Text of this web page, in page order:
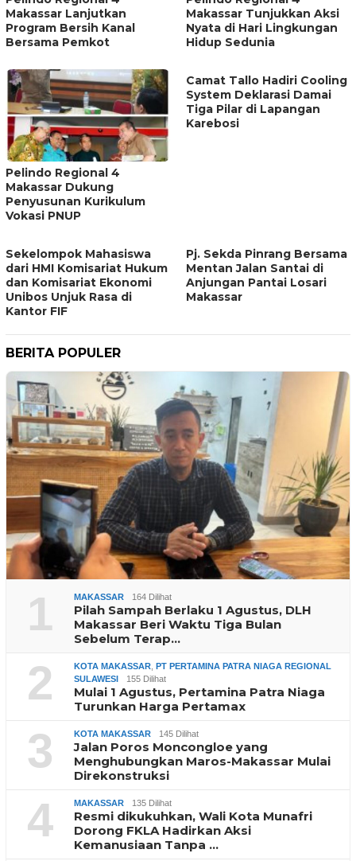
Makassar Lanjutkan
Program Bersih Kanal
Bersama Pemkot
Makassar Tunjukkan Aksi
Nyata di Hari Lingkungan
Hidup Sedunia
Pelindo Regional 4
Makassar Dukung
Penyusunan Kurikulum
Vokasi PNUP
Camat Tallo Hadiri Cooling
System Deklarasi Damai
Tiga Pilar di Lapangan
Karebosi
Sekelompok Mahasiswa
dari HMI Komisariat Hukum
dan Komisariat Ekonomi
Unibos Unjuk Rasa di
Kantor FIF
Pj. Sekda Pinrang Bersama
Mentan Jalan Santai di
Anjungan Pantai Losari
Makassar
BERITA POPULER
1 MAKASSAR 164 Dilihat
Pilah Sampah Berlaku 1 Agustus, DLH
Makassar Beri Waktu Tiga Bulan
Sebelum Terap…
2 KOTA MAKASSAR PT PERTAMINA PATRA NIAGA REGIONAL
SULAWESI
155 Dilihat
Mulai 1 Agustus, Pertamina Patra Niaga
Turunkan Harga Pertamax
3 KOTA MAKASSAR 145 Dilihat
Jalan Poros Moncongloe yang
Menghubungkan Maros-Makassar Mulai
Direkonstruksi
4 MAKASSAR 135 Dilihat
Resmi dikukuhkan, Wali Kota Munafri
Dorong FKLA Hadirkan Aksi
Kemanusiaan Tanpa …